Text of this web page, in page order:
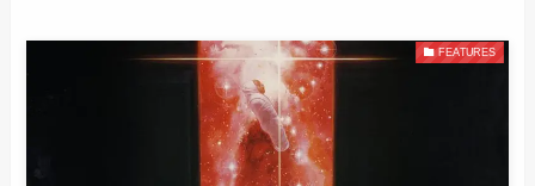
FEATURES